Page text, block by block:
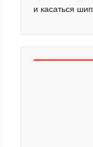
и касаться